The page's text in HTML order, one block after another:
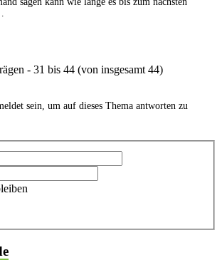
- 31 bis 44 (von insgesamt 44)
sein, um auf dieses Thema antworten zu